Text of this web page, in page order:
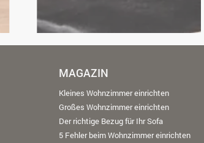
MAGAZIN
Kleines Wohnzimmer einrichten
Großes Wohnzimmer einrichten
Der richtige Bezug für Ihr Sofa
5 Fehler beim Wohnzimmer einrichten